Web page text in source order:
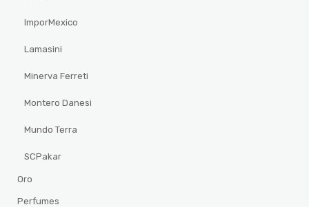
ImporMexico
Lamasini
Minerva Ferreti
Montero Danesi
Mundo Terra
SCPakar
Oro
Perfumes